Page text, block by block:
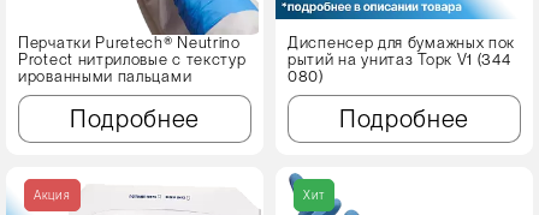
Перчатки Puretech® Neutrino
Protect нитриловые с текстур
ированными пальцами
Подробнее
Диспенсер для бумажных пок
рытий на унитаз Торк V1 (344
080)
Подробнее
Акция Хит